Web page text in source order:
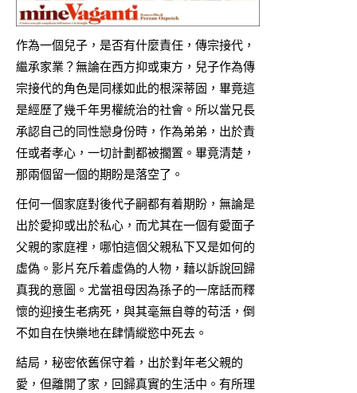
作為一個兒子，是否有什麼責任，傳宗接代，
繼承家業？無論在西方抑或東方，兒子作為傳
宗接代的角色是同樣如此的根深蒂固，畢竟這
是經歷了幾千年男權統治的社會。所以當兄長
承認自己的同性戀身份時，作為弟弟，出於責
任或者孝心，一切計劃都被擱置。畢竟清楚，
那兩個留一個的期盼是落空了。
任何一個家庭對後代子嗣都有着期盼，無論是
出於愛抑或出於私心，而尤其在一個有愛面子
父親的家庭裡，哪怕這個父親私下又是如何的
虛偽。影片充斥着虛偽的人物，藉以訴說回歸
真我的意圖。尤當祖母因為孫子的一席話而釋
懷的迎接生老病死，與其毫無自尊的苟活，倒
不如自在快樂地在肆情縱慾中死去。
結局，秘密依舊保守着，出於對年老父親的
愛，但離開了家，回歸真實的生活中。有所理